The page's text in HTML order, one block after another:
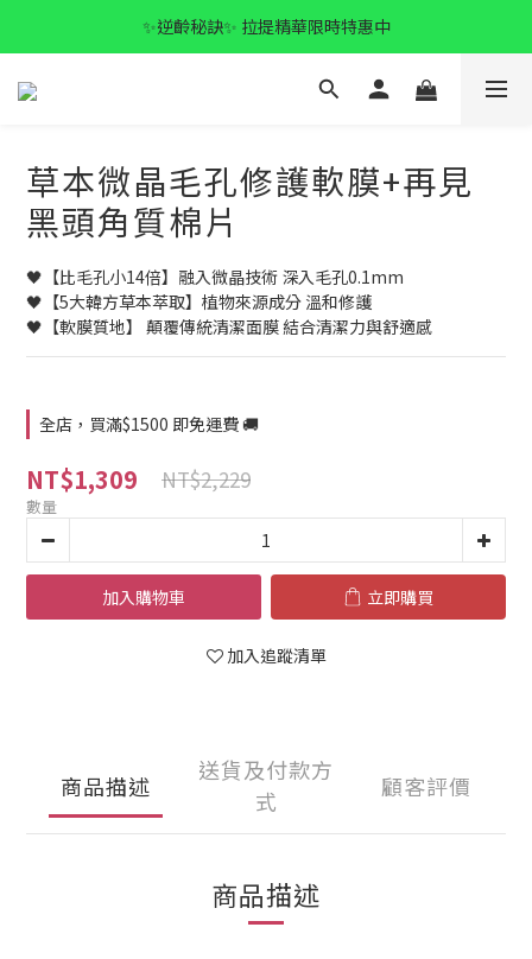
✨逆齡秘訣✨ 拉提精華限時特惠中
✨逆齡秘訣✨ 拉提精華限時特惠中
全館滿$1500 免運🚚
草本微晶毛孔修護軟膜+再見
黑頭角質棉片
🖤【比毛孔小14倍】融入微晶技術 深入毛孔0.1mm
🖤【5大韓方草本萃取】植物來源成分 溫和修護
🖤【軟膜質地】 顛覆傳統清潔面膜 結合清潔力與舒適感
全店，買滿$1500 即免運費 🚚
NT$1,309 NT$2,229
數量
加入購物車 立即購買
加入追蹤清單
商品描述
送貨及付款方
式
顧客評價
商品描述